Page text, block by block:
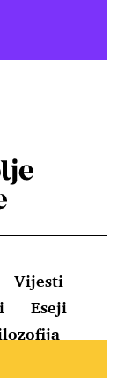
Vijesti
Eseji